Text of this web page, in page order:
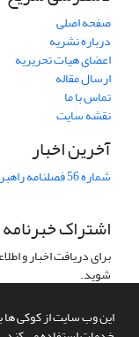
این وب سایت از کوکی ها
صفحه اصلی
درباره نشریه
اعضای هیات تحریریه
ارسال مقاله
تماس با ما
نقشه سایت
آخرین اخبار
شماره 56 فصلنامه راهبرد فرهنگ منتشر شد
اشتراک خبرنامه
برای دریافت اخبار و
شوید.